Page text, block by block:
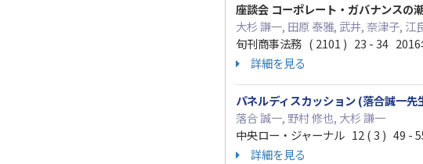
座談会 コーポレート・ガバナンスの
大杉 謙一, 田原 泰雅, 武井, 奈津子, 江
旬刊商事法務 ( 2101 ) 23 - 34 2016
詳細を見る
パネルディスカッション (落合誠一
落合 誠一, 野村 修也, 大杉 謙一
中央ロー・ジャーナル 12 ( 3 ) 49 -
詳細を見る